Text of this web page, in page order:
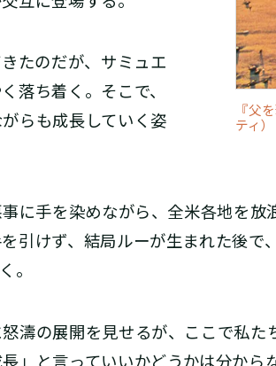
『父
ティ）
たのだが、サミュエ
落ち着く。そこで、
らも成長していく姿
に手を染めながら、全米各地を
引けず、結局ルーが生まれた後で
。
濤の展開を見せるが、ここで私た
」と言っていいかどうかは分から